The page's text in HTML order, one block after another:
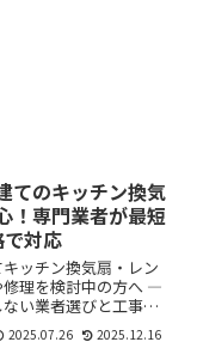
てのキッチン換気
！専門業者が最短
対応
ッチン換気扇・レン
理を検討中の方へ ―
い業者選びと工事の
キッチンの換気扇から
2025.07.26 2025.12.16